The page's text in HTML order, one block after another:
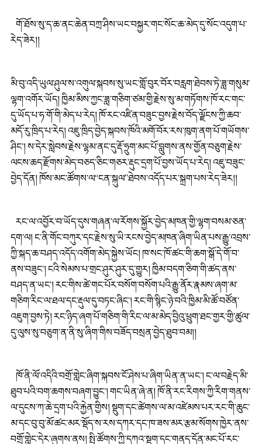
གོ་ཐོས་སུ་ད་ཆ་ནང་ཆེན་བཀྲ་ཤིས་ཡང་བསྐྱར་གང་སོང་ཆ་མེད་དུ་སོང་འདུག་པ་
རེད་ཟེར།།
མི་བུ་འདི་ཡུལ་ཤུལ་ས་འགུལ་སྐབས་སུ་ཡང་གློ་བུར་བོར་བརླག་ཐེབས་ཏེ་ཟླ་གསུམ་
ལྷག་འགོར་ཡོད། ཁྱིམ་མིས་ཀྱང་ཟླ་གཅིག་ཙམ་གྱི་རྗེས་སུ་མ་གཏོགས་ཁོ་རང་གང་
དུ་ཡོད་པ་ཧ་གོ་གི་མེད་པ་རེད། ཁོ་རང་འཛིན་བཟུང་བྱས་རྗེས་བོད་ལྗོངས་ཀྱི་ཆབ་
མདོ་རུ་ཁྲིད་པ་རེད། འཇུ་ཁྲིད་བྱེད་སྐབས་ཁོའི་མགོ་བོར་རས་ཁུག་ནག་པོ་གཡོགས་
ཤིང་། ས་དེར་སླེབས་རྗེས་ལྷམ་ནང་དུ་རྡོ་ཧྲུག་མང་པོ་བླུགས་ནས་གྱོན་བཅུག་རྗེས་
ལངས་ཆད་རྫོགས་མེད་བཅད་ཅིང་གཅར་རྡུང་དྲག་པོ་བྱས་ཡོད་པ་རེད། འཇུ་བཟུང་
བྱེད་དོན། ཁོས་མང་ཚོགས་ལ“ངན་སྐུལ”ཐེབས་འདོད་པར་སྐྲག་པས་རེད་ཟེར།།
རང་ལ་འབྱོར་བ་ཡོད་དུས་གཞན་ལ་རོགས་སྐྱོར་བྱེད་མཁན་གྱི་ལྷག་བསམ་ཅན་
དག་ལ། ང་ནི་གོང་བཀུར་དང་རྗེས་སུ་ཡི་རངས་བྱེད་མཁན་ཞིག་ཡིན་པས་རྒྱུ་འབྲས་
ཀྱི་སྐད་ཆ་བཤད་འདོད་འགོག་མེད་སྐྱེས་ཡོང། ཁ་སང་ཁོ་ཚང་གི་ཆག་སྒོ་དེ་གོ་བ་
ནས་བཟུང་། ངའི་སེམས་པ་གྲང་ཤུར་ཤུར་དུ་གྱུར། ཁྱིམ་བདག་ཅིག་གི་ཚད་ནས་
བཤད་ན་ཡང་། རང་གིས་ཚེ་གང་པོར་བསོག་བསོག་པའི་རྒྱུ་ནོར་རྣམས་ཞག་མ་
གཅིག་རིང་ལ་ཐལ་དང་རྡུལ་དུ་བཏང་ཞིང་། རང་གི་སྙིང་ཉེ་བའི་ཁྱིམ་མི་ཚོ་བཙོན་
འཇུག་བྱས་ཏེ། རང་ཉིད་ཞག་པོ་གཅིག་གི་རིང་ལ་མ་མེད་བྱིའུ་ཕྲུག་ཐང་གྱར་གྱི་ཚུལ་
དུ་ལུས་སུ་བཅུག་ན་ནི་སུ་ཞིག་གིས་བཟོད་བསྲན་བྱེད་ཐུབ་བམ།།
ཁོ་ནི་ལོ་འདིའི་བགྲོ་གླེང་ཞིག་སྐབས་ངོ་ཤེས་པ་ཞིག་ཡིན་ན་ཡང་། ང་ལ་བརྗེད་མི་
ཐུབ་པའི་བག་ཆགས་བཞག་བྱུང་། གང་ཡིན་ཞེ་ན། ཁོ་ནི་རང་རིགས་ཀྱི་རིག་གནས་
ལ་དུངས་ཀ་ཆེ་དྲག་པའི་རྐྱེན་གྱིས། སྡུག་དང་ཚེགས་ལ་མ་འཛེམས་པར་རང་གི་ཆུང་
མ་དང་བུ་བུ་མོ་ཚང་མར་སྡོད་ས་རས་དཀར་དང་ཁ་ཟས་མར་རྩམ་སོགས་ཁྱེར་ནས་
བགྲོ་གླེང་དེར་ཞུགས་ནས། སྤྱི་ཚོགས་ཀྱི་དཀའ་སྡུག་དང་གནད་དོན་མང་པོ་རང་